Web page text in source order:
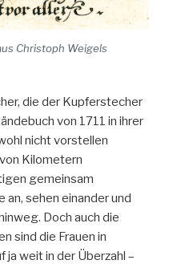
Christoph Weigels
die der Kupferstecher
von 1711 in ihrer
nicht vorstellen
Kilometern
gemeinsam
sehen einander und
Doch auch die
sind die Frauen in
weit in der Überzahl –